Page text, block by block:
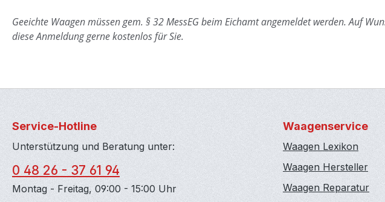
Geeichte Waagen müssen gem. § 32 MessEG beim Eichamt angemeldet werden.Auf
diese Anmeldung gerne kostenlos für Sie.
Service-Hotline
Unterstützung und Beratung unter:
0 48 26 - 37 61 94
Montag - Freitag, 09:00 - 15:00 Uhr
Waagenservice
Waagen Lexikon
Waagen Hersteller
Waagen Reparatur